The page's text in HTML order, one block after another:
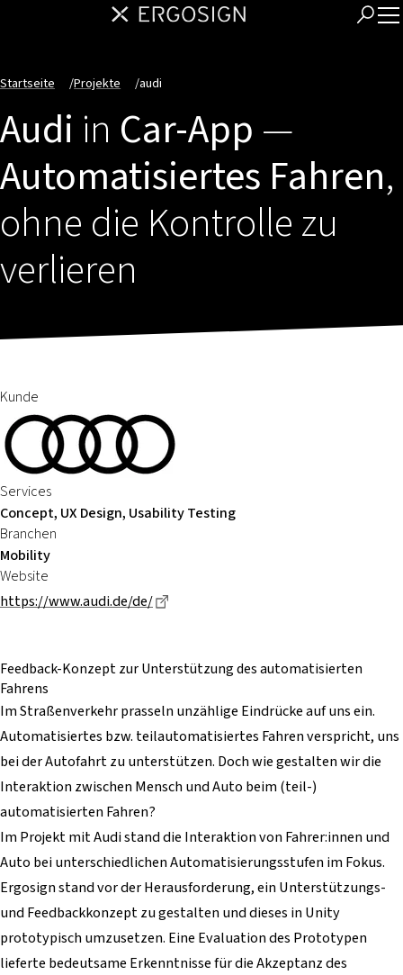
Startseite /Projekte /audi
Audi in Car-App —
Automatisiertes Fahren,
ohne die Kontrolle zu
verlieren
Kunde
Services
Concept, UX Design, Usability Testing
Branchen
Mobility
Website
https://www.audi.de/de/
Feedback-Konzeptzur Unterstützung desautomatisierten
Fahrens
Im Straßenverkehr prasseln unzählige Eindrücke auf uns ein.
Automatisiertes bzw. teilautomatisiertes Fahren verspricht, uns
bei der Autofahrt zu unterstützen. Doch wie gestalten wir die
Interaktion zwischen Mensch und Auto beim (teil-)
automatisierten Fahren?
Im Projekt mit Audi stand die Interaktion von Fahrer:innen und
Auto bei unterschiedlichen Automatisierungsstufen im Fokus.
Ergosign stand vor der Herausforderung, ein Unterstützungs-
und Feedbackkonzept zu gestalten und dieses in Unity
prototypisch umzusetzen. Eine Evaluation des Prototypen
lieferte bedeutsame Erkenntnisse für die Akzeptanz des